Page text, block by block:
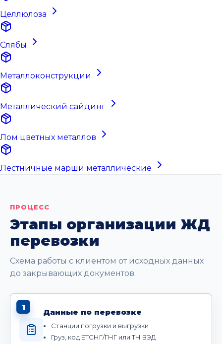
Целлюлоза
Слябы
Металлоконструкции
Металлический сайдинг
Лом цветных металлов
Лестничные марши металлические
ПРОЦЕСС
Этапы организации ЖД
перевозки
Схема работы с клиентом от исходных данных
до закрывающих документов.
1
Данные по перевозке
Станции погрузки и выгрузки
Груз, код ЕТСНГ/ГНГ или ТН ВЭД